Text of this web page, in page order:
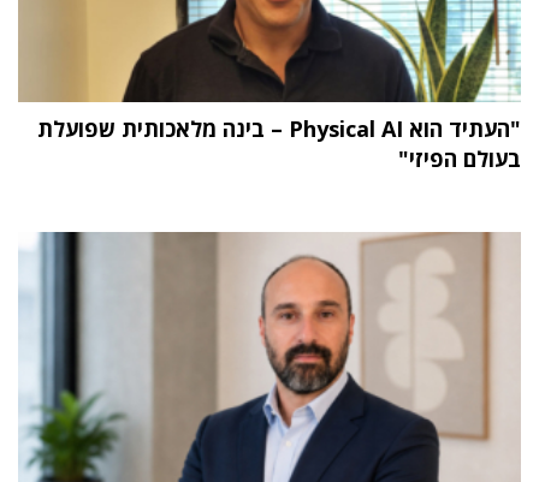
"העתיד הוא Physical AI – בינה מלאכותית שפועלת
בעולם הפיזי"